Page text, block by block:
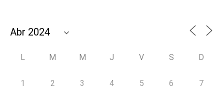
L M M J V S D
1 2 3 4 5 6 7